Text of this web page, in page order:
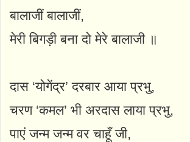
बालाजीं बालाजीं,
मेरी बिगड़ी बना दो मेरे बालाजी ॥
दास ‘योगेंद्र’ दरबार आया प्रभु,
चरण ‘कमल’ भी अरदास लाया प्रभु,
पाएं जन्म जन्म वर चाहूँ जी,